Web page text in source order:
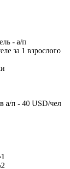
- а/п
за 1 взрослого
а/п - 40 USD/чел